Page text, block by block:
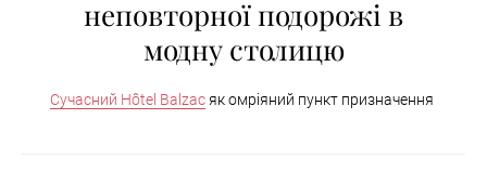
неповторної подорожі в
модну столицю
Сучасний Hôtel Balzacяк омріяний пункт призначення